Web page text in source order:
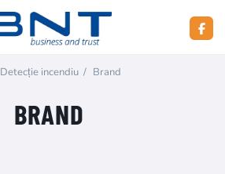
Detecție incendiu / Brand
BRAND